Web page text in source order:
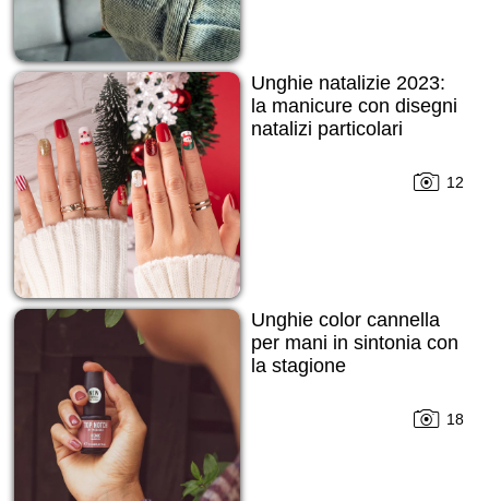
Unghie natalizie 2023:
la manicure con disegni
natalizi particolari
12
Unghie color cannella
per mani in sintonia con
la stagione
18